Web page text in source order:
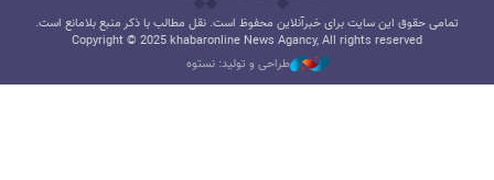
تمامی حقوق این سایت برای خبرآنلاین محفوظ است. نقل مطالب با ذکر منبع بلامانع است.
Copyright © 2025 khabaronline News Agancy, All rights reserved
طراحی و تولید: نستوه